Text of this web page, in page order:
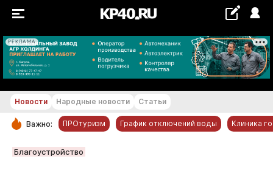
РЕКЛАМА
+16...+17 °С
РУБРИКИ
Новости Народные новости Статьи
Важно: ПРОтуризм График отключений воды Клиника
Благоустройство